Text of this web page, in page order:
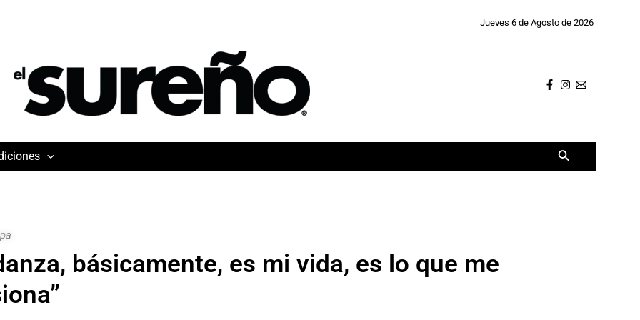
Jueves 6 de Agosto de 2026
Buscar
básicamente, es mi vida, es lo que me